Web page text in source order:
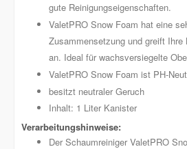
gute Reinigungseigenschaften.
ValetPRO Snow Foam hat eine
Zusammensetzung und greift
an. Ideal für wachsversiegelte
ValetPRO Snow Foam ist PH-
besitzt neutraler Geruch
Inhalt: 1 Liter Kanister
Der Schaumreiniger ValetPRO